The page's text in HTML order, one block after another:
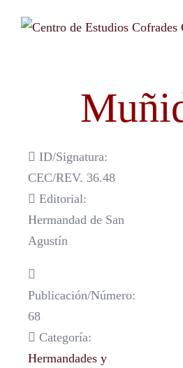
ID/Signatura:
CEC/REV. 36.48
Editorial:
Hermandad de San
Agustín
Publicación/Número:
68
Categoría:
Hermandades y